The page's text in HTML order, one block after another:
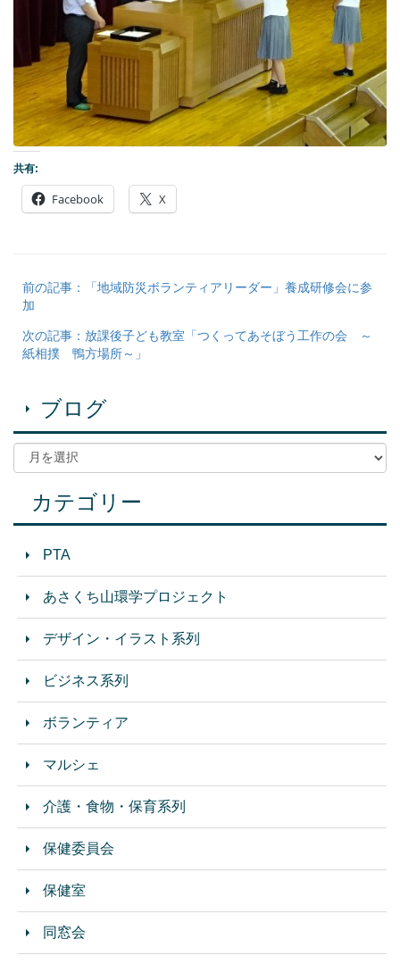
共有:
Facebook X
前の記事：「地域防災ボランティアリーダー」養成研修会に参
加
次の記事：放課後子ども教室「つくってあそぼう工作の会 ～
紙相撲 鴨方場所～」
ブログ
カテゴリー
PTA
あさくち山環学プロジェクト
デザイン・イラスト系列
ビジネス系列
ボランティア
マルシェ
介護・食物・保育系列
保健委員会
保健室
同窓会